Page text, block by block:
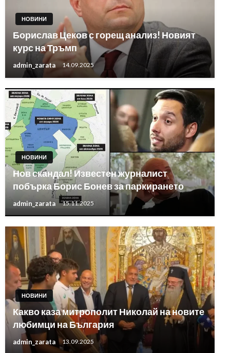
НОВИНИ
Борислав Цеков с горещ анализ! Новият
курс на Тръмп
admin_zarata 14.09.2025
НОВИНИ
Нов скандал! Известен журналист
побърка Борис Бонев за паркирането
admin_zarata 15.11.2025
НОВИНИ
Какво каза митрополит Николай на новите
любимци на България
admin_zarata 13.09.2025